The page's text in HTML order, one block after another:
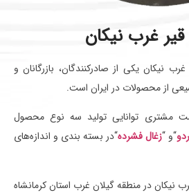
غرب نیکان
نیکان یکی از صادرکنندگان، بازرگانان و
از محصولات در ایران است.
مشتری توانایی تولید سه نوع محصول
“و “زغال فشرده“در بسته بندی و اندازه‌های
نیکان در منطقه گیلان غرب استان کرمانشاه